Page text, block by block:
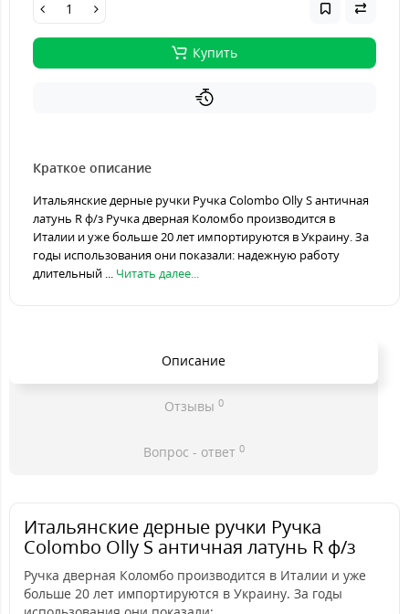
Купить
Краткое описание
Итальянские дерные ручки Ручка Colombo Olly S античная
латунь R ф/з Ручка дверная Коломбо производится в
Италии и уже больше 20 лет импортируются в Украину. За
годы использования они показали: надежную работу
длительный ... Читать далее...
Описание
Отзывы 0
Вопрос - ответ 0
Итальянские дерные ручки Ручка
Colombo Olly S античная латунь R ф/з
Ручка дверная Коломбо производится в Италии и уже
больше 20 лет импортируются в Украину. За годы